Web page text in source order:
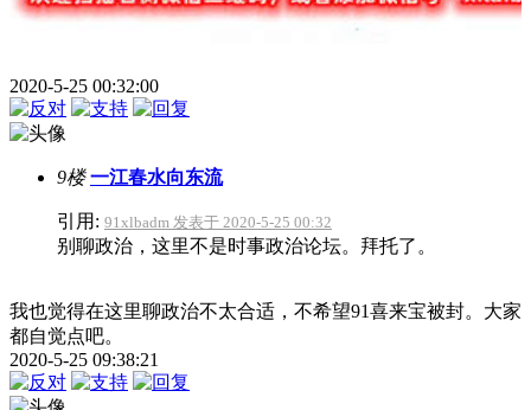
2020-5-25 00:32:00
9楼 一江春水向东流
引用: 91xlbadm 发表于 2020-5-25 00:32
别聊政治，这里不是时事政治论坛。拜托了。
我也觉得在这里聊政治不太合适，不希望91喜来宝被封。大家
都自觉点吧。
2020-5-25 09:38:21